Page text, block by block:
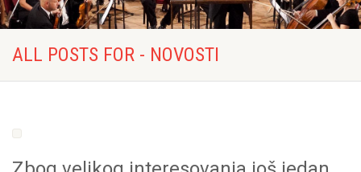
ALL POSTS FOR - NOVOSTI